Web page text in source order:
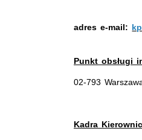
adres e-mail:
Punkt obsługi
02-793
Kadra